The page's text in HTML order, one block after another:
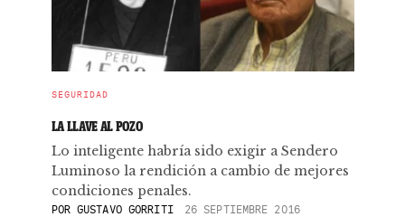
SEGURIDAD
LA LLAVE AL POZO
Lo inteligente habría sido exigir a Sendero
Luminoso la rendición a cambio de mejores
condiciones penales.
POR GUSTAVO GORRITI 26 SEPTIEMBRE 2016